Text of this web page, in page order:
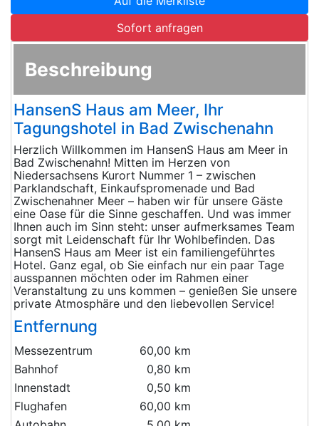
Sofort anfragen
Beschreibung
HansenS Haus am Meer, Ihr
Tagungshotel in Bad Zwischenahn
Herzlich Willkommen im HansenS Haus am Meer in
Bad Zwischenahn! Mitten im Herzen von
Niedersachsens Kurort Nummer 1 – zwischen
Parklandschaft, Einkaufspromenade und Bad
Zwischenahner Meer – haben wir für unsere Gäste
eine Oase für die Sinne geschaffen. Und was immer
Ihnen auch im Sinn steht: unser aufmerksames Team
sorgt mit Leidenschaft für Ihr Wohlbefinden. Das
HansenS Haus am Meer ist ein familiengeführtes
Hotel. Ganz egal, ob Sie einfach nur ein paar Tage
ausspannen möchten oder im Rahmen einer
Veranstaltung zu uns kommen – genießen Sie unsere
private Atmosphäre und den liebevollen Service!
Entfernung
Messezentrum
60,00 km
Bahnhof
0,80 km
Innenstadt
0,50 km
Flughafen
60,00 km